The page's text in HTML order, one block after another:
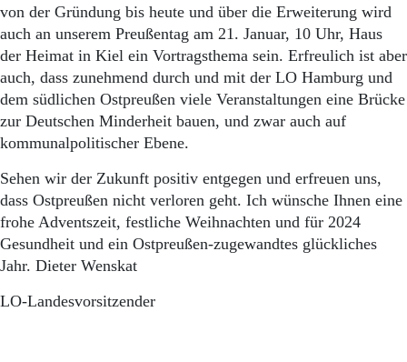
von der Gründung bis heute und über die Erweiterung wird
auch an unserem Preußentag am 21. Januar, 10 Uhr, Haus
der Heimat in Kiel ein Vortragsthema sein. Erfreulich ist aber
auch, dass zunehmend durch und mit der LO Hamburg und
dem südlichen Ostpreußen viele Veranstaltungen eine Brücke
zur Deutschen Minderheit bauen, und zwar auch auf
kommunalpolitischer Ebene.
Sehen wir der Zukunft positiv entgegen und erfreuen uns,
dass Ostpreußen nicht verloren geht. Ich wünsche Ihnen eine
frohe Adventszeit, festliche Weihnachten und für 2024
Gesundheit und ein Ostpreußen-zugewandtes glückliches
Jahr. Dieter Wenskat
LO-Landesvorsitzender